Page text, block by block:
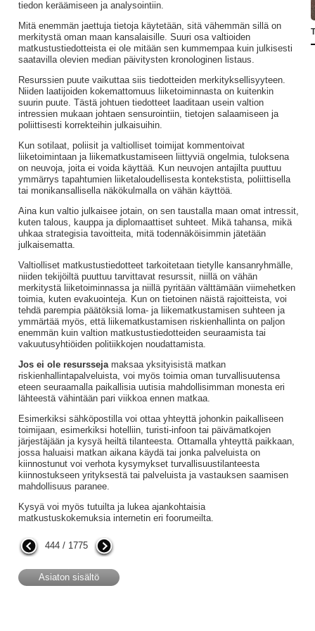
tiedon keräämiseen ja analysointiin.
Mitä enemmän jaettuja tietoja käytetään, sitä vähemmän sillä on
merkitystä oman maan kansalaisille. Suuri osa valtioiden
matkustustiedotteista ei ole mitään sen kummempaa kuin julkisesti
saatavilla olevien median päivitysten kronologinen listaus.
Resurssien puute vaikuttaa siis tiedotteiden merkityksellisyyteen.
Niiden laatijoiden kokemattomuus liiketoiminnasta on kuitenkin
suurin puute. Tästä johtuen tiedotteet laaditaan usein valtion
intressien mukaan johtaen sensurointiin, tietojen salaamiseen ja
poliittisesti korrekteihin julkaisuihin.
Kun sotilaat, poliisit ja valtiolliset toimijat kommentoivat
liiketoimintaan ja liikematkustamiseen liittyviä ongelmia, tuloksena
on neuvoja, joita ei voida käyttää. Kun neuvojen antajilta puuttuu
ymmärrys tapahtumien liiketaloudellisesta kontekstista, poliittisella
tai monikansallisella näkökulmalla on vähän käyttöä.
Aina kun valtio julkaisee jotain, on sen taustalla maan omat intressit,
kuten talous, kauppa ja diplomaattiset suhteet. Mikä tahansa, mikä
uhkaa strategisia tavoitteita, mitä todennäköisimmin jätetään
julkaisematta.
Valtiolliset matkustustiedotteet tarkoitetaan tietylle kansanryhmälle,
niiden tekijöiltä puuttuu tarvittavat resurssit, niillä on vähän
merkitystä liiketoiminnassa ja niillä pyritään välttämään viimehetken
toimia, kuten evakuointeja. Kun on tietoinen näistä rajoitteista, voi
tehdä parempia päätöksiä loma- ja liikematkustamisen suhteen ja
ymmärtää myös, että liikematkustamisen riskienhallinta on paljon
enemmän kuin valtion matkustustiedotteiden seuraamista tai
vakuutusyhtiöiden politiikkojen noudattamista.
Jos ei ole resursseja maksaa yksityisistä matkan
riskienhallintapalveluista, voi myös toimia oman turvallisuutensa
eteen seuraamalla paikallisia uutisia mahdollisimman monesta eri
lähteestä vähintään pari viikkoa ennen matkaa.
Esimerkiksi sähköpostilla voi ottaa yhteyttä johonkin paikalliseen
toimijaan, esimerkiksi hotelliin, turisti-infoon tai päivämatkojen
järjestäjään ja kysyä heiltä tilanteesta. Ottamalla yhteyttä paikkaan,
jossa haluaisi matkan aikana käydä tai jonka palveluista on
kiinnostunut voi verhota kysymykset turvallisuustilanteesta
kiinnostukseen yrityksestä tai palveluista ja vastauksen saamisen
mahdollisuus paranee.
Kysyä voi myös tutuilta ja lukea ajankohtaisia
matkustuskokemuksia internetin eri foorumeilta.
444 / 1775
Asiaton sisältö